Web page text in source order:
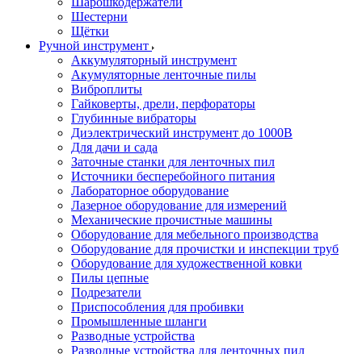
Шестерни
Щётки
Ручной инструмент
Аккумуляторный инструмент
Акумуляторные ленточные пилы
Виброплиты
Гайковерты, дрели, перфораторы
Глубинные вибраторы
Диэлектрический инструмент до 1000В
Для дачи и сада
Заточные станки для ленточных пил
Источники бесперебойного питания
Лабораторное оборудование
Лазерное оборудование для измерений
Механические прочистные машины
Оборудование для мебельного производства
Оборудование для прочистки и инспекции труб
Оборудование для художественной ковки
Пилы цепные
Подрезатели
Приспособления для пробивки
Промышленные шланги
Разводные устройства
Разводные устройства для ленточных пил